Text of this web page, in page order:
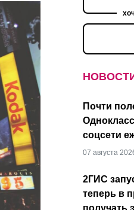
Почти
соцсети
07 августа
2ГИС
теперь в
получать